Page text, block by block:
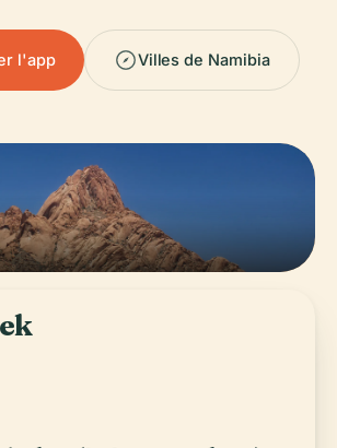
l'app Villes de Namibia